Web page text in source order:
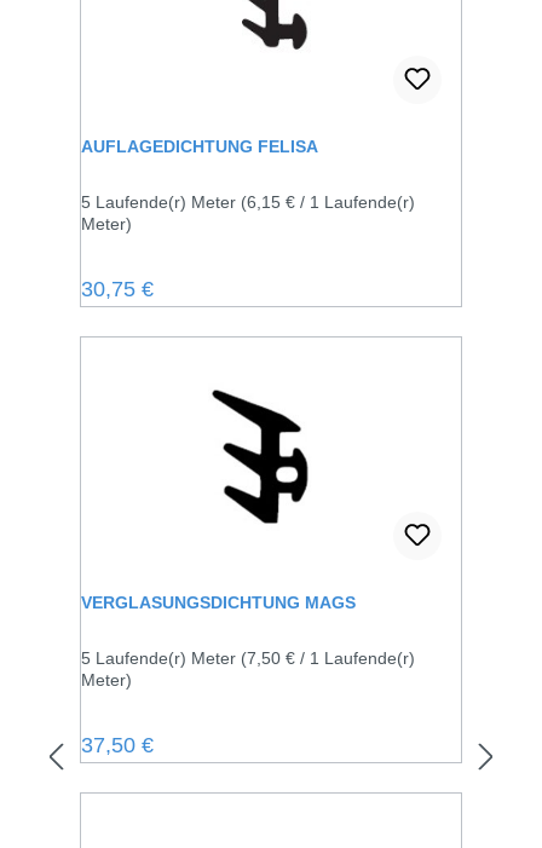
AUFLAGEDICHTUNG FELISA
5 Laufende(r) Meter (6,15 € / 1 Laufende(r)
Meter)
Regulärer Preis:
30,75 €
VERGLASUNGSDICHTUNG MAGS
5 Laufende(r) Meter (7,50 € / 1 Laufende(r)
Meter)
Regulärer Preis:
37,50 €